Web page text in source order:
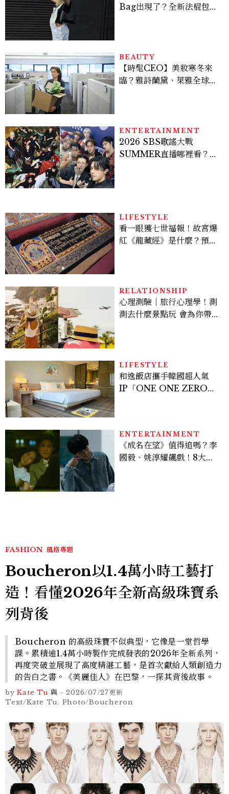
Bag出現了？全新法棍包
BEAUTY
【時髦CEO】美妝寒冬來
臨？雅詩蘭黛、萊雅全球裁
ENTERTAINMENT
2026 SBS歌謠大戰
SUMMER直播哪裡看？
LIFESTYLE
看一眼獲七世福報！故宮爆
紅《龍藏經》是什麼？預約
RELATIONSHIP
心理測驗｜旅行心理學！測
測去什麼景點玩 會為你帶來
LIFESTYLE
和逸飯店攜手韓國超人氣
IP「ONE ONE ZERO
ENTERTAINMENT
《成名在望》值得追嗎？李
國毅、姚淳耀飆戲！8大看
FASHION 風格專題
Boucheron以1.4萬小時工藝打
造！看懂2026年全新高級珠寶系
列背後
Boucheron 的高級珠寶不似典型，它像是一堂哲學
課。累積逾1.4萬小時製作完成發表的2026年全新系列，
再度突破並展現了高度精湛工藝，是首次獻給人類創造力
的告白之書。《美麗佳人》在巴黎，一探其背後故事。
by Kate Tu 與 -2026/07/27更新
Text/Kate Tu. Photo/Boucheron